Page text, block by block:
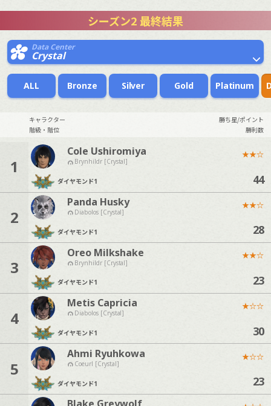
シーズン2 最終結果
Data Center
Crystal
ALL Bronze Silver Gold Platinum
キャラクター
勝ち星/ポイント
階級・階位
勝利数
1
Cole Ushiromiya
Brynhildr [Crystal]
ダイヤモンド1
★★☆
44
2
Panda Husky
Diabolos [Crystal]
ダイヤモンド1
★★☆
28
3
Oreo Milkshake
Brynhildr [Crystal]
ダイヤモンド1
★★☆
23
4
Metis Capricia
Diabolos [Crystal]
ダイヤモンド1
★☆☆
30
5
Ahmi Ryuhkowa
Coeurl [Crystal]
ダイヤモンド1
★☆☆
23